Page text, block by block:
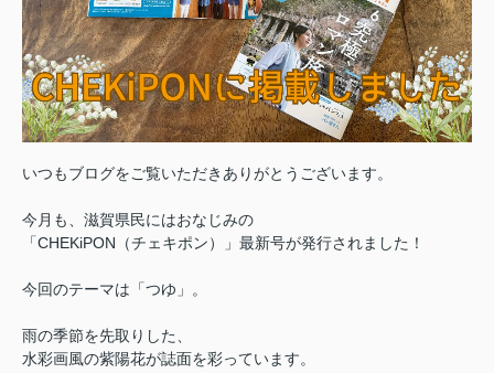
いつもブログをご覧いただきありがとうございます。
今月も、滋賀県民にはおなじみの
「CHEKiPON（チェキポン）」最新号が発行されました！
今回のテーマは「つゆ」。
雨の季節を先取りした、
水彩画風の紫陽花が誌面を彩っています。